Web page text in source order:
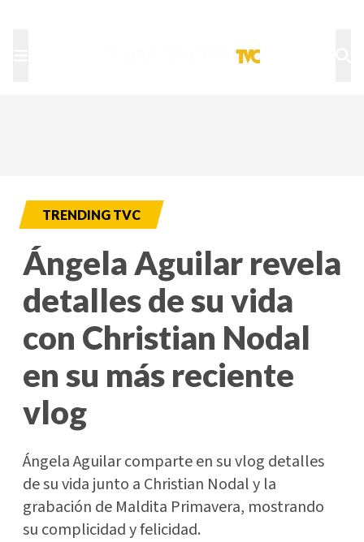
TRENDING TVC
Ángela Aguilar revela
detalles de su vida
con Christian Nodal
en su más reciente
vlog
Ángela Aguilar comparte en su vlog detalles
de su vida junto a Christian Nodal y la
grabación de Maldita Primavera, mostrando
su complicidad y felicidad.